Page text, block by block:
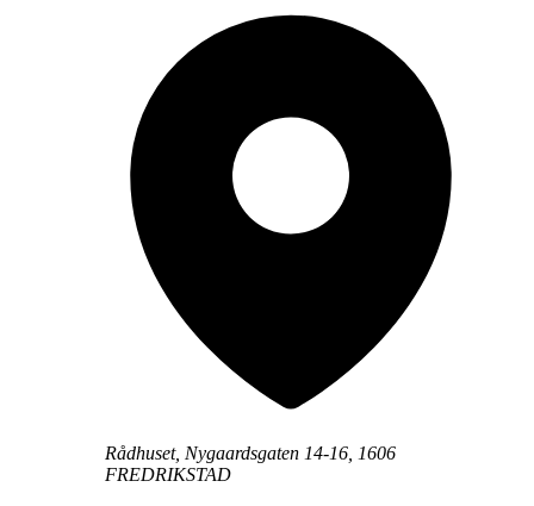
Rådhuset, Nygaardsgaten 14-16, 1606
FREDRIKSTAD